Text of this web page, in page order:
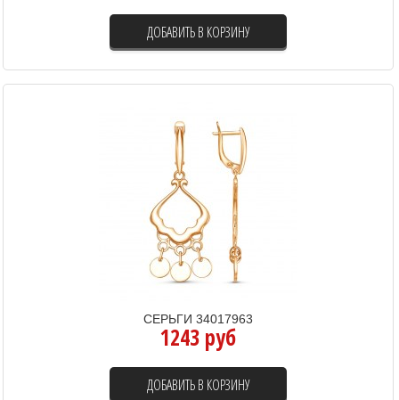
ДОБАВИТЬ В КОРЗИНУ
СЕРЬГИ 34017963
1243 руб
ДОБАВИТЬ В КОРЗИНУ